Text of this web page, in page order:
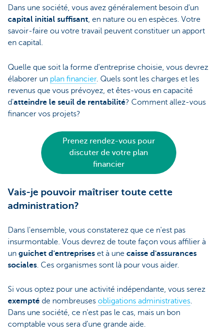
Dans une société, vous avez généralement besoin d'un
capital initial suffisant, en nature ou en espèces. Votre
savoir-faire ou votre travail peuvent constituer un apport
en capital.
Quelle que soit la forme d'entreprise choisie, vous devrez
élaborer un plan financier. Quels sont les charges et les
revenus que vous prévoyez, et êtes-vous en capacité
d'atteindre le seuil de rentabilité? Comment allez-vous
financer vos projets?
Prenez rendez-vous pour
discuter de votre plan
financier
Vais-je pouvoir maîtriser toute cette
administration?
Dans l'ensemble, vous constaterez que ce n'est pas
insurmontable. Vous devrez de toute façon vous affilier à
un guichet d'entreprises et à une caisse d'assurances
sociales . Ces organismes sont là pour vous aider.
Si vous optez pour une activité indépendante, vous serez
exempté de nombreuses obligations administratives.
Dans une société, ce n'est pas le cas, mais un bon
comptable vous sera d'une grande aide.